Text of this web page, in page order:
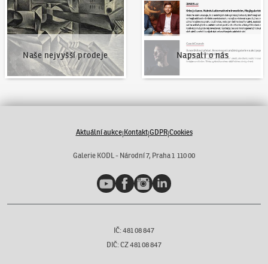
Naše nejvyšší prodeje Napsali o nás
Aktuální aukce|Kontakt|GDPR|Cookies
Galerie KODL - Národní 7, Praha 1 110 00
YouTubeFacebookInstagramLinkedIn
IČ: 481 08 847
DIČ: CZ 481 08 847